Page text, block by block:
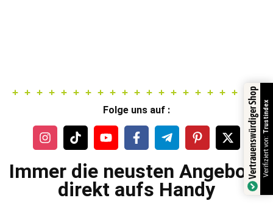
Folge uns auf :
Immer die neusten Angebote
direkt aufs Handy
Vertrauenswürdiger ShopVerifiziert von:
Trustindex